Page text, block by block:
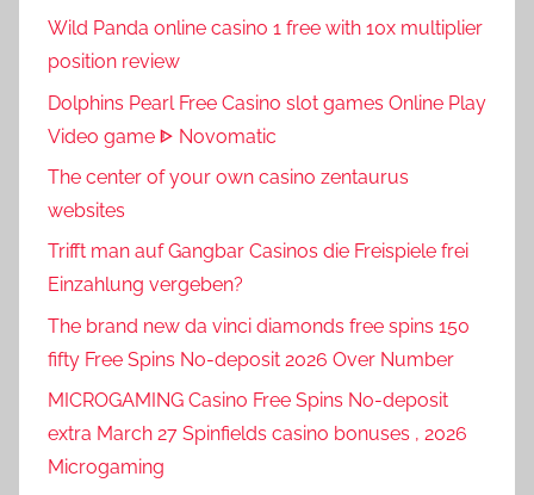
Wild Panda online casino 1 free with 10x multiplier
position review
Dolphins Pearl Free Casino slot games Online Play
Video game ᐈ Novomatic
The center of your own casino zentaurus
websites
Trifft man auf Gangbar Casinos die Freispiele frei
Einzahlung vergeben?
The brand new da vinci diamonds free spins 150
fifty Free Spins No-deposit 2026 Over Number
MICROGAMING Casino Free Spins No-deposit
extra March 27 Spinfields casino bonuses , 2026
Microgaming